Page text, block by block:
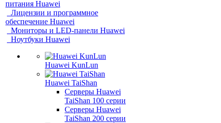
питания Huawei
Лицензии и программное
обеспечение Huawei
Мониторы и LED-панели Huawei
Ноутбуки Huawei
Huawei KunLun
Huawei TaiShan
Серверы Huawei
TaiShan 100 серии
Серверы Huawei
TaiShan 200 серии